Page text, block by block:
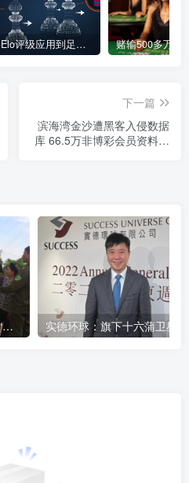
将Elo评级应用到足球博彩
下一篇
滨海湾金沙遭黑客入侵数据
库 66.5万非博彩会员资料外
19名被骗到柬埔寨中资赌场“做菠菜”的越南人被解救